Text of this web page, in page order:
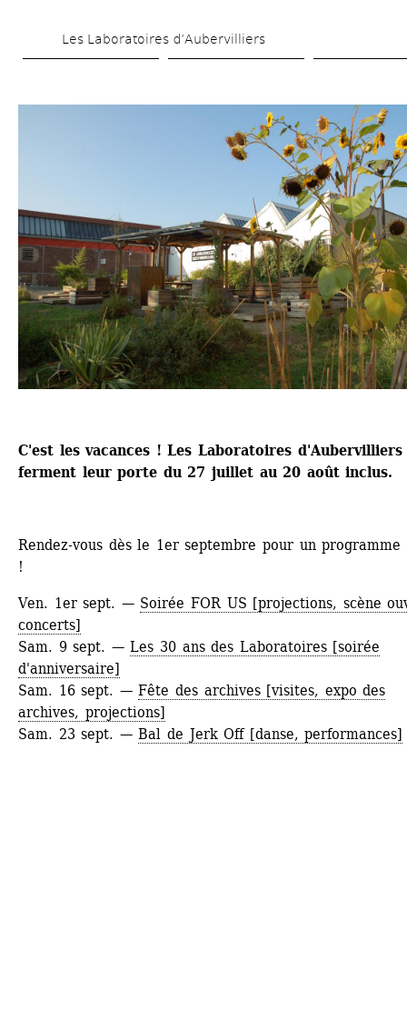
to
content
Les Laboratoires d’Aubervilliers
C'est les vacances ! Les Laboratoires d'Aubervilliers
ferment leur porte du 27 juillet au 20 août inclus.
Rendez-vous dès le 1er septembre pour un programme
!
Ven. 1er sept. — Soirée FOR US [projections, scène
concerts]
Sam. 9 sept. — Les 30 ans des Laboratoires [soirée
d'anniversaire]
Sam. 16 sept. — Fête des archives [visites, expo des
archives, projections]
Sam. 23 sept. — Bal de Jerk Off [danse, performances]